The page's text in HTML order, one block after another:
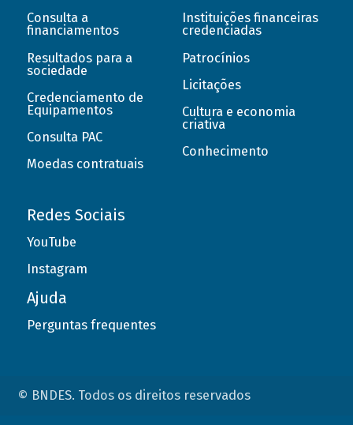
Consulta a
financiamentos
Resultados para a
sociedade
Credenciamento de
Equipamentos
Consulta PAC
Moedas contratuais
Instituições financeiras
credenciadas
Patrocínios
Licitações
Cultura e economia
criativa
Conhecimento
Redes Sociais
YouTube
Instagram
Ajuda
Perguntas frequentes
© BNDES. Todos os direitos reservados